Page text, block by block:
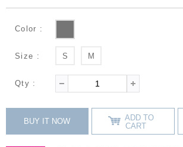
Color :
Size : S M
Qty :
BUY IT NOW
ADD TO
CART